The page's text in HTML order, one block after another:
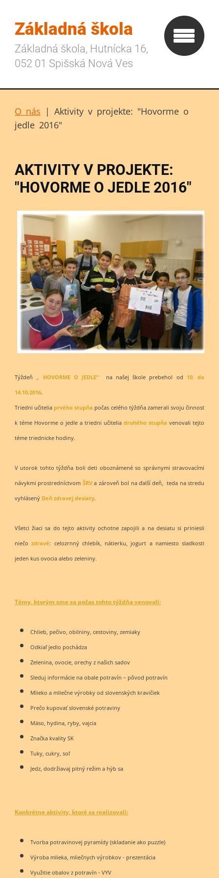
Základná škola
Základná škola, Hutnícka 16,
052 01 Spišská Nová Ves
O nás | Aktivity v projekte: "Hovorme o
jedle 2016"
AKTIVITY V PROJEKTE:
"HOVORME O JEDLE 2016"
Týždeň„ HOVORME O JEDLE“ na našej škole prebehol od 10. do
14.10.2016.
Triedni učitelia prvého stupňa počas celého týždňa zamerali svoju činnosť
k téme Hovorme o jedle a triedni učitelia druhého stupňa venovali tejto
téme triednicke hodiny.
V utorok tohto týždňa boli deti oboznámené so správnymi stravovacími
návykmi prostredníctvom ŠRVa zároveň bol na ďalší deň, teda na stredu
vyhlásený Deň zdravej desiaty.
Všetci žiaci sa do tejto aktivity ochotne zapojili a na desiatu si priniesli
niečozdravé: celozrnný chlebík, nátierku, jogurt a namiesto sladkosti
jeden kus ovocia alebo zeleniny.
Témy, ktorým sme sa počas tohto týždňa venovali:
Chlieb, pečivo, obilniny, cestoviny, zemiaky
Odkiaľ jedlo pochádza
Zelenina, ovocie, orechy z našich sadov
Sleduj informácie na obale potravín – pôvod potravín
Mlieko a mliečne výrobky od slovenských kravičiek
Prečo kupovať slovenské potraviny
Mäso, hydina, ryby, vajcia
Značka kvality SK
Tuky, cukry, soľ
Jedz, dodržiavaj pitný režim a hýb sa
Konkrétne aktivity, ktoré sa realizovali:
Tvorba potravinovej pyramídy (skladanie ako puzzle)
Výroba mlieka, mliečnych výrobkov - prezentácia
Využitie obalov z potravín - VYV